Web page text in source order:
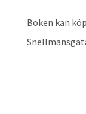
Boken kan